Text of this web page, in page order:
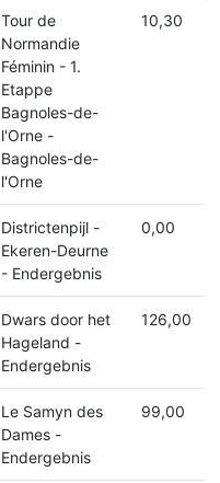
Tour de
Normandie
Féminin - 1.
Etappe
Bagnoles-de-
l'Orne -
Bagnoles-de-
l'Orne
10,30
Districtenpijl -
Ekeren-Deurne
- Endergebnis
0,00
Dwars door het
Hageland -
Endergebnis
126,00
Le Samyn des
Dames -
Endergebnis
99,00